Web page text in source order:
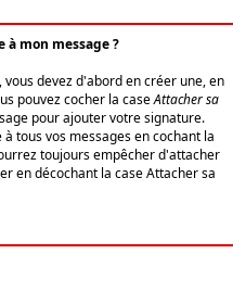
mon message ?
devez d'abord en créer une, en
pouvez cocher la caseAttacher sa
pour ajouter votre signature.
tous vos messages en cochant la
toujours empêcher d'attacher
en décochant la case Attacher sa